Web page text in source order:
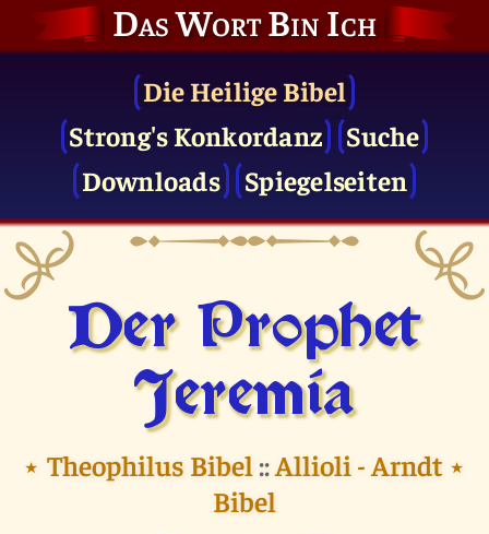
Das Wort Bin Ich
Die Heilige Bibel
Strong's Konkordanz
Suche
Downloads
Spiegelseiten
Der Prophet
Jeremia
⭑ Theophilus Bibel ::Allioli - Arndt
Bibel
⭑